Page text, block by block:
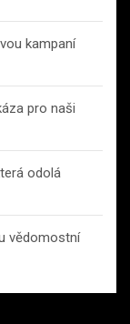
kampaní
pro naši
odolá
vědomostní